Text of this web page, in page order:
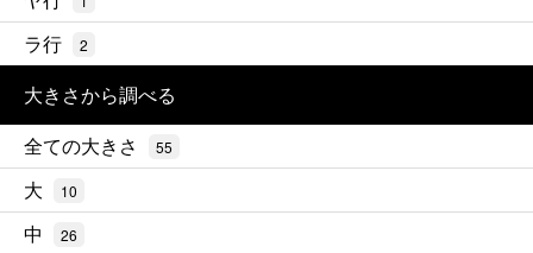
ラ行 2
大きさから調べる
全ての大きさ
55
大 10
中 26